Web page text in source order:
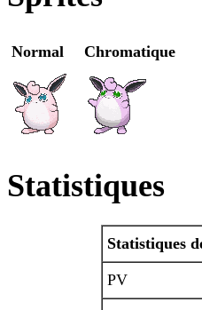
Normal Chromatique
Statistiques
Statistiques
PV